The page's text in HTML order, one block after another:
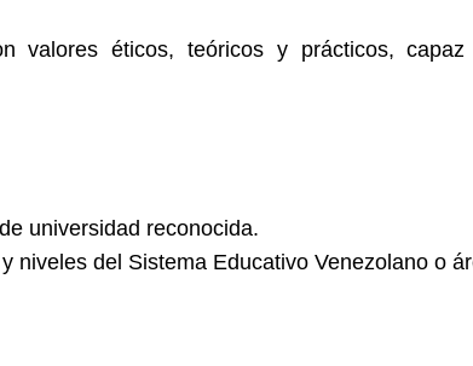
valores éticos, teóricos y prácticos,
universidad reconocida.
niveles del Sistema Educativo Venezolano o